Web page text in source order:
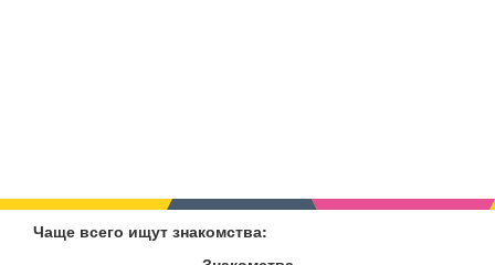
Чаще всего ищут знакомства: